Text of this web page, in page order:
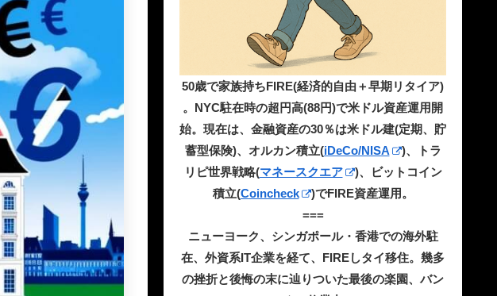
50歳で家族持ちFIRE(経済的自由＋早期リタイア)
。NYC駐在時の超円高(88円)で米ドル資産運用開
始。現在は、金融資産の30％は米ドル建(定期、貯
蓄型保険)、オルカン積立(iDeCo/NISA
)、トラ
リピ世界戦略(マネースクエア
)、ビットコイン
積立(Coincheck
)でFIRE資産運用。
===
ニューヨーク、シンガポール・香港での海外駐
在、外資系IT企業を経て、FIREしタイ移住。幾多
の挫折と後悔の末に辿りついた最後の楽園、バン